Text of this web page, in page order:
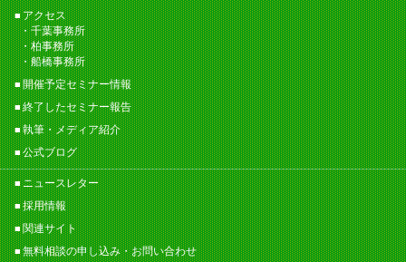
アクセス
千葉事務所
柏事務所
船橋事務所
開催予定セミナー情報
終了したセミナー報告
執筆・メディア紹介
公式ブログ
ニュースレター
採用情報
関連サイト
無料相談の申し込み・お問い合わせ